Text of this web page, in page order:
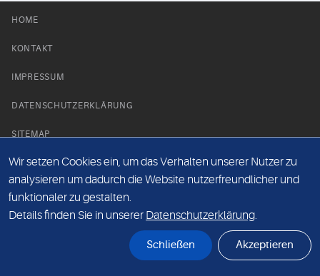
HOME
KONTAKT
IMPRESSUM
DATENSCHUTZERKLÄRUNG
SITEMAP
NEWS PARTNER
Wir setzen Cookies ein, um das Verhalten unserer Nutzer zu
analysieren um dadurch die Website nutzerfreundlicher und
funktionaler zu gestalten.
Details finden Sie in unserer Datenschutzerklärung.
Schließen Akzeptieren